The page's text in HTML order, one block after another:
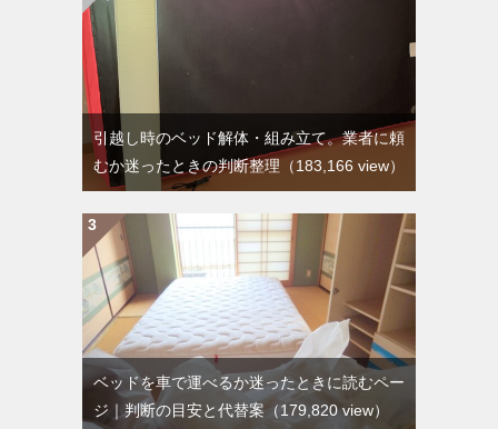
引越し時のベッド解体・組み立て。業者に頼
むか迷ったときの判断整理 （183,166 view）
ベッドを車で運べるか迷ったときに読むペー
ジ｜判断の目安と代替案 （179,820 view）